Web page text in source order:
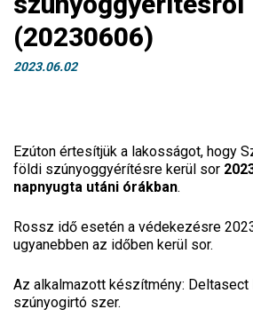
(20230606)
2023.06.02
Ezúton értesítjük a lakosságot, hogy
földi szúnyoggyérítésre kerül sor
napnyugta utáni órákban.
Rossz idő esetén a védekezésre
ugyanebben az időben kerül sor.
Az alkalmazott készítmény: Deltasect
szúnyogirtó szer.